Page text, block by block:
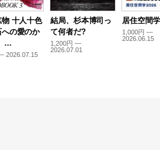
物 十人十色
の愛のか
…
2026.07.15
結局、杉本博司っ
て何者だ?
1,200円 —
2026.07.01
居住空間
1,000円 —
2026.06.15